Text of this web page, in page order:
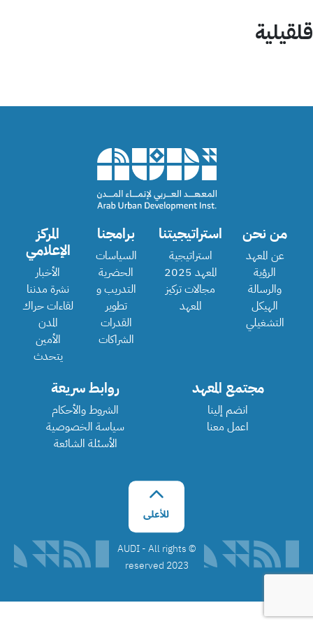
قلقيلية
من نحن
عن المعهد
الرؤية
والرسالة
الهيكل
التشغيلي
استراتيجيتنا
استراتيجية
المعهد 2025
مجالات تركيز
المعهد
برامجنا
السياسات
الحضرية
التدريب و
تطوير
القدرات
الشراكات
المركز
الإعلامي
الأخبار
نشرة مدننا
لقاءات حراك
المدن
الأمين
يتحدث
مجتمع المعهد
انضم إلينا
اعمل معنا
روابط سريعة
الشروط والأحكام
سياسة الخصوصية
الأسئلة الشائعة
©️ AUDI - All rights
reserved 2023